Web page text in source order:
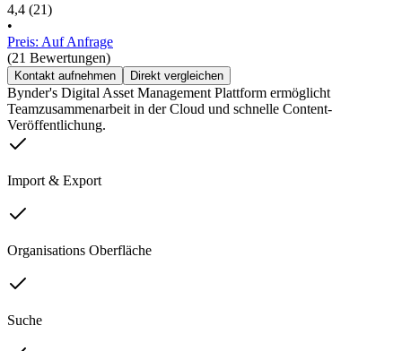
4,4 (21)
•
Preis: Auf Anfrage
(21 Bewertungen)
Kontakt aufnehmen Direkt vergleichen
Bynder's Digital Asset Management Plattform ermöglicht
Teamzusammenarbeit in der Cloud und schnelle Content-
Veröffentlichung.
Import & Export
Organisations Oberfläche
Suche